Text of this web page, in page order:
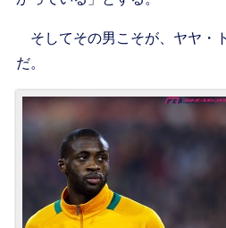
そしてその男こそが、ヤヤ・
だ。